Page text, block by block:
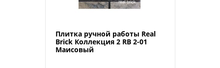
Плитка ручной работы Real
Brick Коллекция 2 RB 2-01
Маисовый